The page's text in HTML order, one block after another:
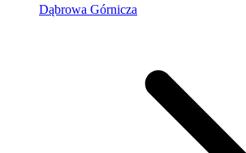
Dąbrowa Górnicza